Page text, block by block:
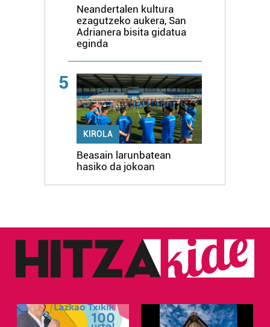
Neandertalen kultura
ezagutzeko aukera, San
Adrianera bisita gidatua
eginda
5
KIROLA
Beasain larunbatean
hasiko da jokoan